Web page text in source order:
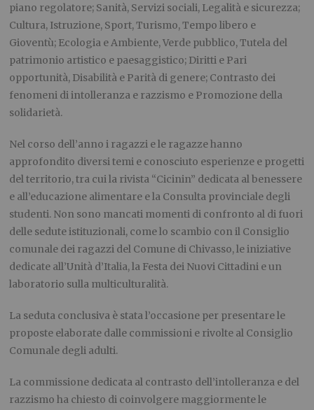
piano regolatore; Sanità, Servizi sociali, Legalità e sicurezza;
Cultura, Istruzione, Sport, Turismo, Tempo libero e
Gioventù; Ecologia e Ambiente, Verde pubblico, Tutela del
patrimonio artistico e paesaggistico; Diritti e Pari
opportunità, Disabilità e Parità di genere; Contrasto dei
fenomeni di intolleranza e razzismo e Promozione della
solidarietà.
Nel corso dell’anno i ragazzi e le ragazze hanno
approfondito diversi temi e conosciuto esperienze e progetti
del territorio, tra cui la rivista “Cicinin” dedicata al benessere
e all’educazione alimentare e la Consulta provinciale degli
studenti. Non sono mancati momenti di confronto al di fuori
delle sedute istituzionali, come lo scambio con il Consiglio
comunale dei ragazzi del Comune di Chivasso, le iniziative
dedicate all’Unità d’Italia, la Festa dei Nuovi Cittadini e un
laboratorio sulla multiculturalità.
La seduta conclusiva è stata l’occasione per presentare le
proposte elaborate dalle commissioni e rivolte al Consiglio
Comunale degli adulti.
La commissione dedicata al contrasto dell’intolleranza e del
razzismo ha chiesto di coinvolgere maggiormente le